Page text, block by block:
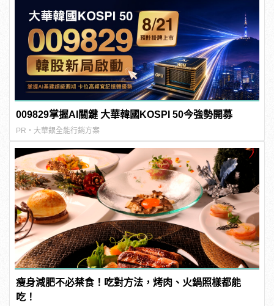
009829掌握AI關鍵 大華韓國KOSPI 50今強勢開募
PR・大華銀全能行銷方案
瘦身減肥不必禁食！吃對方法，烤肉、火鍋照樣都能
吃！